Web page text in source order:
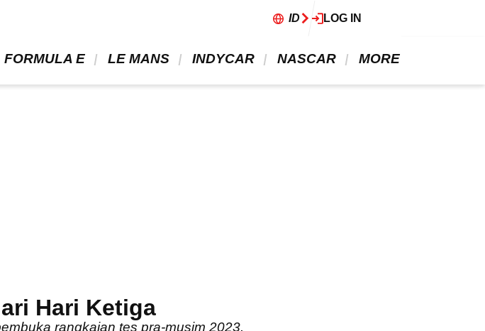
ID LOG IN
FORMULA E LE MANS INDYCAR NASCAR MORE
Hari Ketiga
rangkaian tes pra-musim 2023.